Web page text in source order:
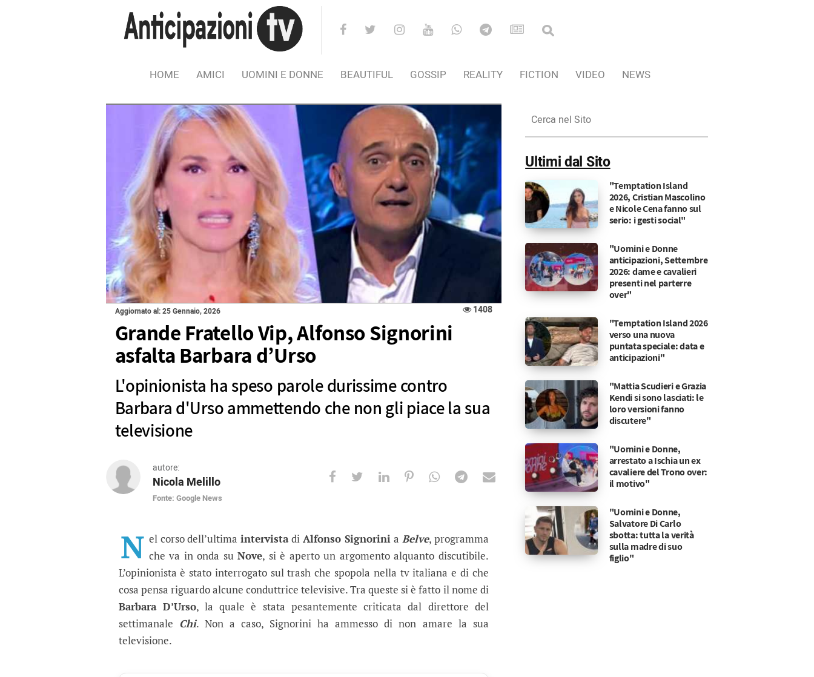
HOME AMICI UOMINI E DONNE BEAUTIFUL GOSSIP REALITY FICTION VIDEO NEWS
Aggiornato al: 25 Gennaio, 2026 1408
Grande Fratello Vip, Alfonso Signorini
asfalta Barbara d’Urso
L'opinionista ha speso parole durissime contro
Barbara d'Urso ammettendo che non gli piace la sua
televisione
autore:
Nicola Melillo
Fonte: Google News
Grande Fratello Vip, Alfonso Signorini asfalta Barbara d’Urso
L'opinionista ha speso parole durissime contro Barbara d'Urso ammettendo che non gli piace la sua televisione
N el corso dell’ultimaintervistadiAlfonso Signorini a Belve, programma
che va in onda suNove, si è aperto un argomento alquanto discutibile.
L’opinionista è stato interrogato sul trash che spopola nella tv italiana e di che
cosa pensa riguardo alcune conduttrice televisive. Tra queste si è fatto il nome di
Barbara D’Urso, la quale è stata pesantemente criticata dal direttore del
settimanale Chi. Non a caso, Signorini ha ammesso di non amare la sua
televisione.
nel
Sito
Ultimi dal Sito
"Temptation Island
2026, Cristian Mascolino
e Nicole Cena fanno sul
serio: i gesti social"
"Uomini e Donne
anticipazioni, Settembre
2026: dame e cavalieri
presenti nel parterre
over"
"Temptation Island 2026
verso una nuova
puntata speciale: data e
anticipazioni"
"Mattia Scudieri e Grazia
Kendi si sono lasciati: le
loro versioni fanno
discutere"
"Uomini e Donne,
arrestato a Ischia un ex
cavaliere del Trono over:
il motivo"
"Uomini e Donne,
Salvatore Di Carlo
sbotta: tutta la verità
sulla madre di suo
figlio"